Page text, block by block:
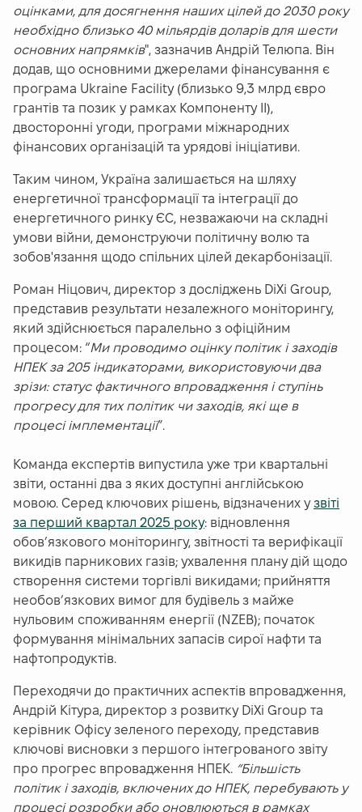
оцінками, для досягнення наших цілей до 2030 року
необхідно близько 40 мільярдів доларів для шести
основних напрямків", зазначив Андрій Телюпа. Він
додав, що основними джерелами фінансування є
програма Ukraine Facility (близько 9,3 млрд євро
грантів та позик у рамках Компоненту ІІ),
двосторонні угоди, програми міжнародних
фінансових організацій та урядові ініціативи.
Таким чином, Україна залишається на шляху
енергетичної трансформації та інтеграції до
енергетичного ринку ЄС, незважаючи на складні
умови війни, демонструючи політичну волю та
зобов'язання щодо спільних цілей декарбонізації.
Роман Ніцович, директор з досліджень DiXi Group,
представив результати незалежного моніторингу,
який здійснюється паралельно з офіційним
процесом: “Ми проводимо оцінку політик і заходів
НПЕК за 205 індикаторами, використовуючи два
зрізи: статус фактичного впровадження і ступінь
прогресу для тих політик чи заходів, які ще в
процесі імплементації”.
Команда експертів випустила уже три квартальні
звіти, останні два з яких доступні англійською
мовою. Серед ключових рішень, відзначених узвіті
за перший квартал 2025 року: відновлення
обов’язкового моніторингу, звітності та верифікації
викидів парникових газів; ухвалення плану дій щодо
створення системи торгівлі викидами; прийняття
необов’язкових вимог для будівель з майже
нульовим споживанням енергії (NZEB); початок
формування мінімальних запасів сирої нафти та
нафтопродуктів.
Переходячи до практичних аспектів впровадження,
Андрій Кітура, директор з розвитку DiXi Group та
керівник Офісу зеленого переходу, представив
ключові висновки з першого інтегрованого звіту
про прогрес впровадження НПЕК. “Більшість
політик і заходів, включених до НПЕК, перебувають у
процесі розробки або оновлюються в рамках